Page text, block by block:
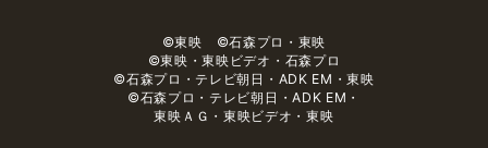
©東映 ©石森プロ・東映
©東映・東映ビデオ・石森プロ
©石森プロ・テレビ朝日・ADK EM・東映
©石森プロ・テレビ朝日・ADK EM・
東映ＡＧ・東映ビデオ・東映